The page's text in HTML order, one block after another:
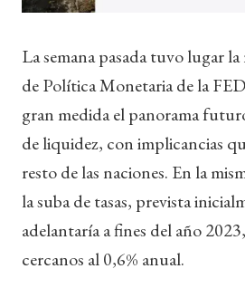
La semana pasada tuvo lugar
de Política Monetaria de la
gran medida el panorama
de liquidez, con implicancias
resto de las naciones. En la
la suba de tasas, prevista
adelantaría a fines del año
cercanos al 0,6% anual.